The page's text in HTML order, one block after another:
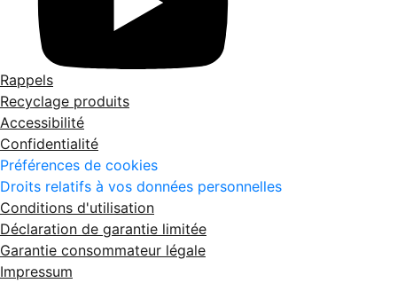
Rappels
Recyclage produits
Accessibilité
Confidentialité
Préférences de cookies
Droits relatifs à vos données personnelles
Conditions d'utilisation
Déclaration de garantie limitée
Garantie consommateur légale
Impressum